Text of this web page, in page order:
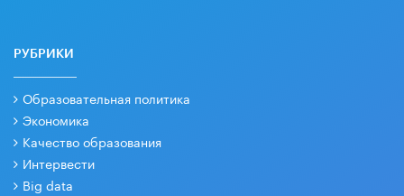
РУБРИКИ
Образовательная политика
Экономика
Качество образования
Интервести
Big data